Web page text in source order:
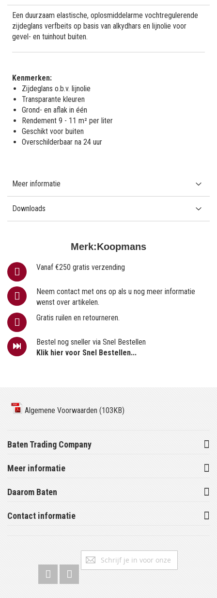
Merk:Koopmans
Vanaf €250 gratis verzending
Neem contact met ons op als u nog meer informatie
wenst over artikelen.
Gratis ruilen en retourneren.
Bestel nog sneller via Snel Bestellen
Klik hier voor Snel Bestellen...
Een duurzaam elastische, oplosmiddelarme vochtregulerende
zijdeglans verfbeits op basis van alkydhars en lijnolie voor
gevel- en tuinhout buiten.
Kenmerken:
Zijdeglans o.b.v. lijnolie
Transparante kleuren
Grond- en aflak in één
Rendement 9 - 11 m² per liter
Geschikt voor buiten
Overschilderbaar na 24 uur
Meer informatie
Downloads
Algemene Voorwaarden (103KB)
Baten Trading Company
Meer informatie
Daarom Baten
Contact informatie
Abonneer